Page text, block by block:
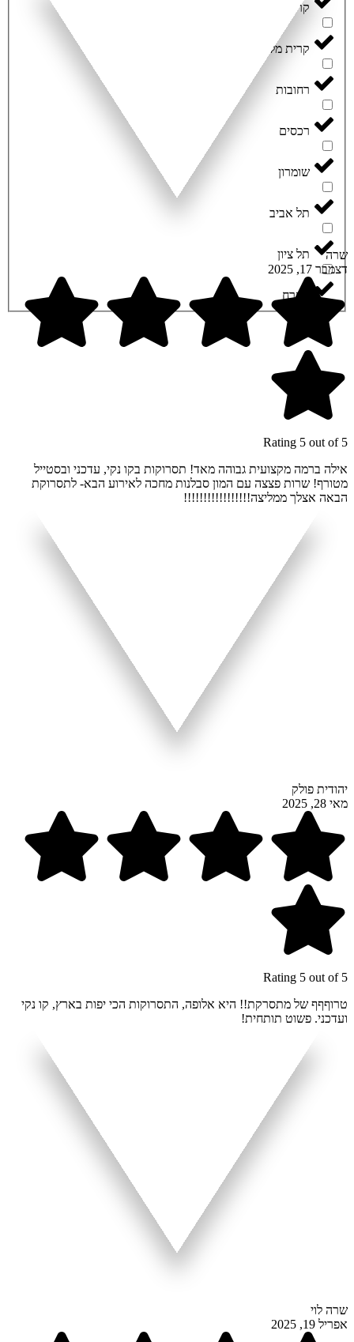
קרית יערים
קרית מלאכי
רחובות
רכסים
שומרון
תל אביב
תל ציון
תפרח
שרה
דצמבר 17, 2025
Rating 5 out of 5
אילה ברמה מקצועית גבוהה מאד! תסרוקות בקו נקי, עדכני ובסטייל
מטורף! שרות פצצה עם המון סבלנות מחכה לאירוע הבא- לתסרוקת
הבאה אצלך ממליצה!!!!!!!!!!!!!!!!!
יהודית פולק
מאי 28, 2025
Rating 5 out of 5
טרוףףף של מתסרקת!! היא אלופה, התסרוקות הכי יפות בארץ, קו נקי
ועדכני. פשוט תותחית!
שרה לוי
אפריל 19, 2025